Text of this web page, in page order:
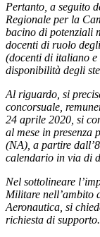
Pertanto, a seguito
Regionale per la
bacino di potenziali
docenti di ruolo
(docenti di italiano
disponibilità degli
Al riguardo, si
concorsuale,
24 aprile 2020, si
al mese in presenza
(NA), a partire
calendario in via di
Nel sottolineare
Militare nell’ambito
Aeronautica, si
richiesta di supporto.